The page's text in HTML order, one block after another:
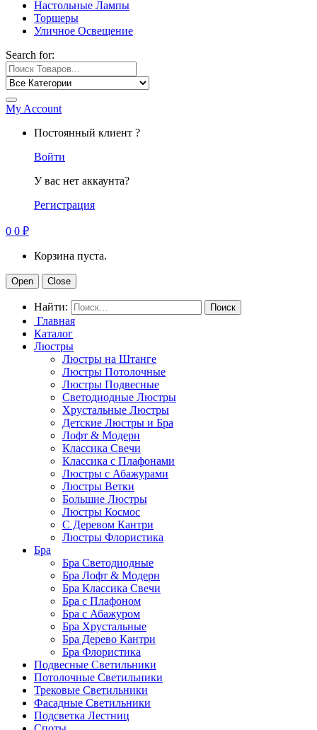
Настольные Лампы
Торшеры
Уличное Освещение
Search for:
My Account
Постоянный клиент ?
Войти
У вас нет аккаунта?
Регистрация
0 0 ₽
Корзина пуста.
Open Close
Найти:
Главная
Каталог
Люстры
Люстры на Штанге
Люстры Потолочные
Люстры Подвесные
Светодиодные Люстры
Хрустальные Люстры
Детские Люстры и Бра
Лофт & Модерн
Классика Свечи
Классика с Плафонами
Люстры с Абажурами
Люстры Ветки
Большие Люстры
Люстры Космос
С Деревом Кантри
Люстры Флористика
Бра
Бра Светодиодные
Бра Лофт & Модерн
Бра Классика Свечи
Бра с Плафоном
Бра с Абажуром
Бра Хрустальные
Бра Дерево Кантри
Бра Флористика
Подвесные Светильники
Потолочные Светильники
Трековые Светильники
Фасадные Светильники
Подсветка Лестниц